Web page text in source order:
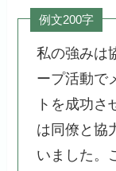
例文200字
私の強みは
ープ活動で
トを成功さ
は同僚と協
いました。